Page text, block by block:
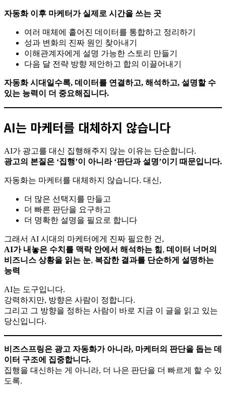
자동화 이후 마케터가 실제로 시간을 쓰는 곳
여러 매체에 흩어진 데이터를 통합하고 정리하기
성과 변화의 진짜 원인 찾아내기
이해관계자에게 설명 가능한 스토리 만들기
다음 달 전략 방향 제안하고 합의 이끌어내기
자동화 시대일수록, 데이터를 연결하고, 해석하고, 설명할 수
있는 능력이 더 중요해집니다.
AI는 마케터를 대체하지 않습니다
AI가 광고를 대신 집행해주지 않는 이유는 단순합니다.
광고의 본질은 ‘집행’이 아니라 ‘판단과 설명’이기 때문입니다.
자동화는 마케터를 대체하지 않습니다. 대신,
더 많은 선택지를 만들고
더 빠른 판단을 요구하고
더 명확한 설명을 필요로 합니다
그래서 AI 시대의 마케터에게 진짜 필요한 건,
AI가 내놓은 수치를 맥락 안에서 해석하는 힘, 데이터 너머의
비즈니스 상황을 읽는 눈, 복잡한 결과를 단순하게 설명하는
능력
AI는 도구입니다.
강력하지만, 방향은 사람이 정합니다.
그리고 그 방향을 정하는 사람이 바로 지금 이 글을 읽고 있는
당신입니다.
비즈스프링은 광고 자동화가 아니라, 마케터의 판단을 돕는 데
이터 구조에 집중합니다.
집행을 대신하는 게 아니라, 더 나은 판단을 더 빠르게 할 수 있
도록.